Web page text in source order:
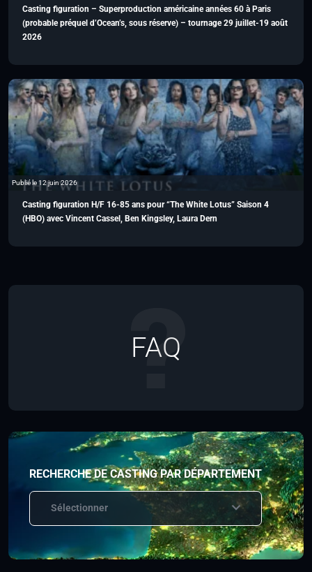
Casting figuration – Superproduction américaine années 60 à Paris
(probable préquel d’Ocean’s, sous réserve) – tournage 29 juillet-19 août
2026
Publié le 12 juin 2026
Casting figuration H/F 16-85 ans pour “The White Lotus” Saison 4
(HBO) avec Vincent Cassel, Ben Kingsley, Laura Dern
FAQ
RECHERCHE DE CASTING PAR DÉPARTEMENT
Sélectionner